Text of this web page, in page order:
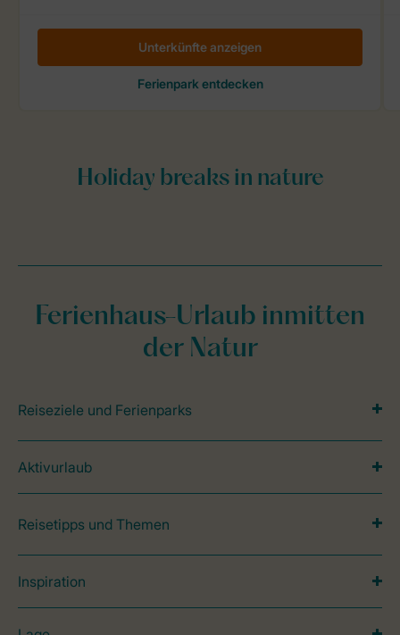
Ferienhaus-Urlaub inmitten
der Natur
Reiseziele und Ferienparks
Aktivurlaub
Reisetipps und Themen
Inspiration